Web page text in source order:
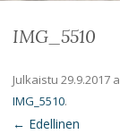
IMG_5510
Julkaistu 29.9.2017
IMG_5510.
← Edellinen